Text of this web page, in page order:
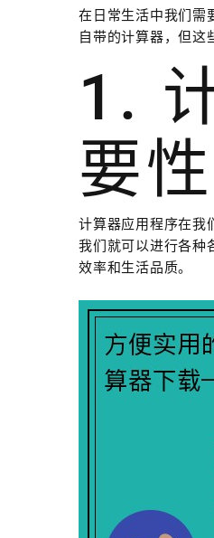
在日常生活中我们需
自带的计算器，但这
1.
要性
计算器应用程序在我
我们就可以进行各种
效率和生活品质。